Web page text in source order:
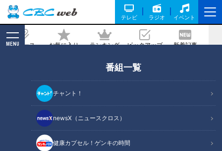
テレビ ラジオ イベント
ニュース お気に入り ランキング ピックアップ 新着記事
MENU
番組一覧
チャント！
newsX（ニュースクロス）
健康カプセル！ゲンキの時間
成！人間が作ったのはストーリーだけ 教
育や工場などあらゆる分野で広がるAI 便
利な一方で“偽情報”などの心配も
記事に戻る